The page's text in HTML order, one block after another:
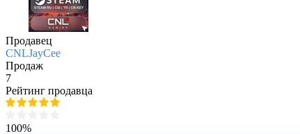
Продавец
CNLJayCee
Продаж
7
Рейтинг продавца
100%